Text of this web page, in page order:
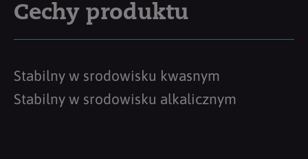
Cechy produktu
Stabilny w srodowisku kwasnym
Stabilny w srodowisku alkalicznym